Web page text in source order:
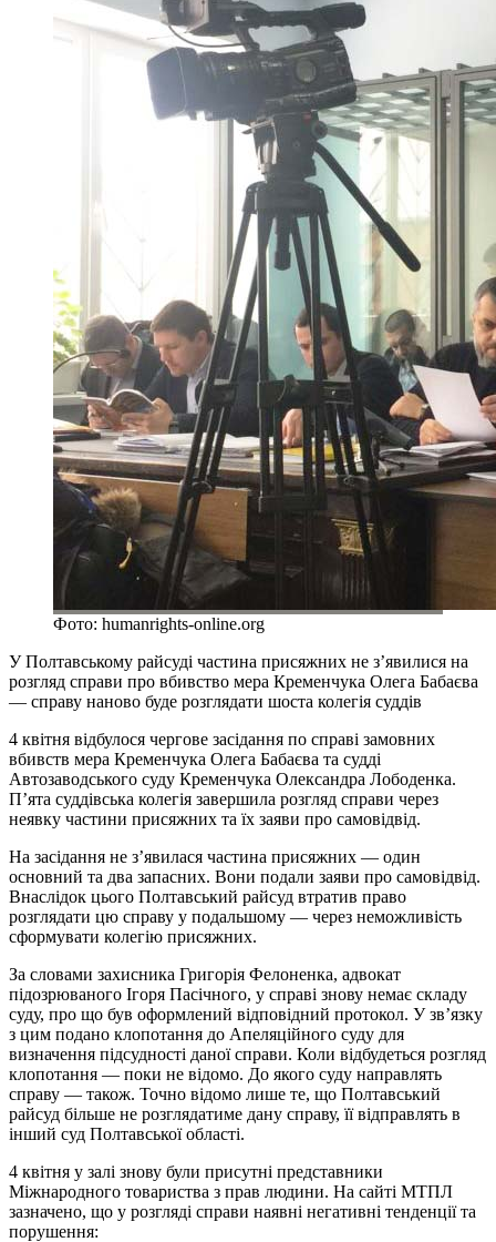
Фото: humanrights-online.org
У Полтавському райсуді частина присяжних не з’явилися на
розгляд справи про вбивство мера Кременчука Олега Бабаєва
— справу наново буде розглядати шоста колегія суддів
4 квітня відбулося чергове засідання по справі замовних
вбивств мера Кременчука Олега Бабаєва та судді
Автозаводського суду Кременчука Олександра Лободенка.
П’ята суддівська колегія завершила розгляд справи через
неявку частини присяжних та їх заяви про самовідвід.
На засідання не з’явилася частина присяжних — один
основний та два запасних. Вони подали заяви про самовідвід.
Внаслідок цього Полтавський райсуд втратив право
розглядати цю справу у подальшому — через неможливість
сформувати колегію присяжних.
За словами захисника Григорія Фелоненка, адвокат
підозрюваного Ігоря Пасічного, у справі знову немає складу
суду, про що був оформлений відповідний протокол. У зв’язку
з цим подано клопотання до Апеляційного суду для
визначення підсудності даної справи. Коли відбудеться розгляд
клопотання — поки не відомо. До якого суду направлять
справу — також. Точно відомо лише те, що Полтавський
райсуд більше не розглядатиме дану справу, її відправлять в
інший суд Полтавської області.
4 квітня у залі знову були присутні представники
Міжнародного товариства з прав людини. На сайті МТПЛ
зазначено, що у розгляді справи наявні негативні тенденції та
порушення: